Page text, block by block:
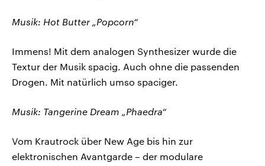
Musik: Hot Butter „Popcorn“
Immens! Mit dem analogen Synthesizer wurde die
Textur der Musik spacig. Auch ohne die passenden
Drogen. Mit natürlich umso spaciger.
Musik: Tangerine Dream „Phaedra“
Vom Krautrock über New Age bis hin zur
elektronischen Avantgarde – der modulare